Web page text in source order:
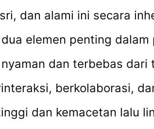
dan alami ini secara
elemen penting
dan terbebas
berkolaborasi,
dan kemacetan lalu